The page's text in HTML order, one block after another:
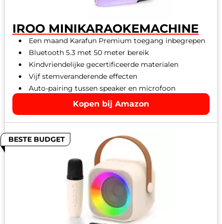
IROO MINIKARAOKEMACHINE
Een maand Karafun Premium toegang inbegrepen
Bluetooth 5.3 met 50 meter bereik
Kindvriendelijke gecertificeerde materialen
Vijf stemveranderende effecten
Auto-pairing tussen speaker en microfoon
Kopen bij Amazon
BESTE BUDGET